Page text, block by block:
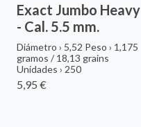
Exact Jumbo Heavy
- Cal. 5.5 mm.
Diámetro › 5,52 Peso › 1,175
gramos / 18,13 grains
Unidades › 250
5,95 €